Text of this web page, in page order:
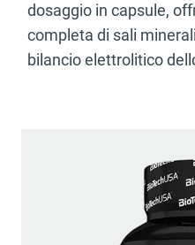
dosaggio in capsule,
completa di sali
bilancio elettrolitico